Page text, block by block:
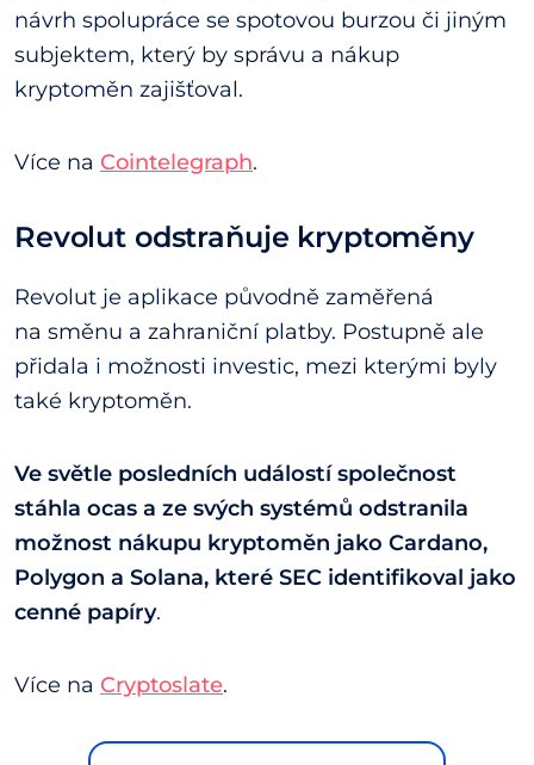
návrh spolupráce se spotovou burzou či jiným
subjektem, který by správu a nákup
kryptoměn zajišťoval.
Více na Cointelegraph.
Revolut odstraňuje kryptoměny
Revolut je aplikace původně zaměřená
na směnu a zahraniční platby. Postupně ale
přidala i možnosti investic, mezi kterými byly
také kryptoměn.
Ve světle posledních událostí společnost
stáhla ocas a ze svých systémů odstranila
možnost nákupu kryptoměn jako Cardano,
Polygon a Solana, které SEC identifikoval jako
cenné papíry.
Více na Cryptoslate.